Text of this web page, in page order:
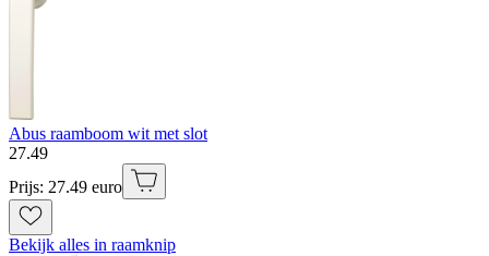
Abus raamboom wit met slot
27.49
Prijs: 27.49 euro
Bekijk alles in raamknip